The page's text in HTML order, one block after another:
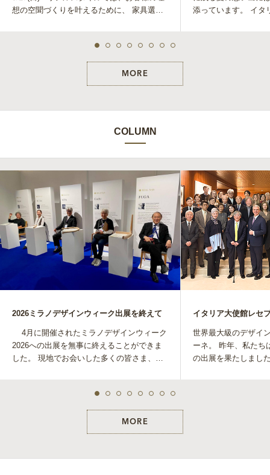
想の空聞づくりを叶えるために、 家具選び
添っています。 イタリア・フィレンツェ発
MORE
COLUMN
2026ミラノデザインウィーク出展を終えて
2026への出展を無事に終えることができま
した。 現地でお会いした多くの皆さま、ご
世界最大級のデザイ
ーネ。 昨年、私たちはブレラ地区で初めて
の出展を果たしまし
MORE